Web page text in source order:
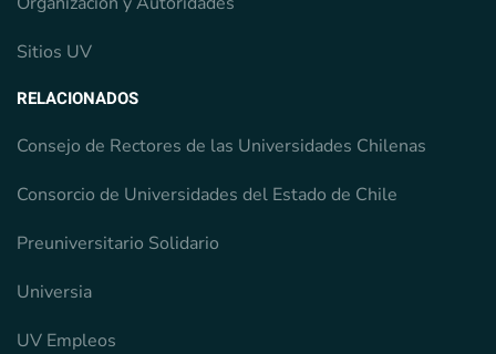
Sitios UV
RELACIONADOS
Consejo de Rectores de las Universidades Chilenas
Consorcio de Universidades del Estado de Chile
Preuniversitario Solidario
Universia
UV Empleos